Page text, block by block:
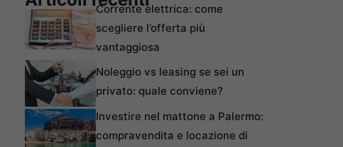
Corrente elettrica: come
scegliere l’offerta più
vantaggiosa
Noleggio vs leasing se sei un
privato: quale conviene?
Investire nel mattone a Palermo:
compravendita e locazione di